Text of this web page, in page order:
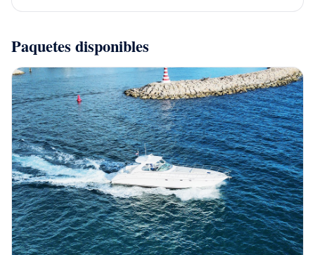
Paquetes disponibles